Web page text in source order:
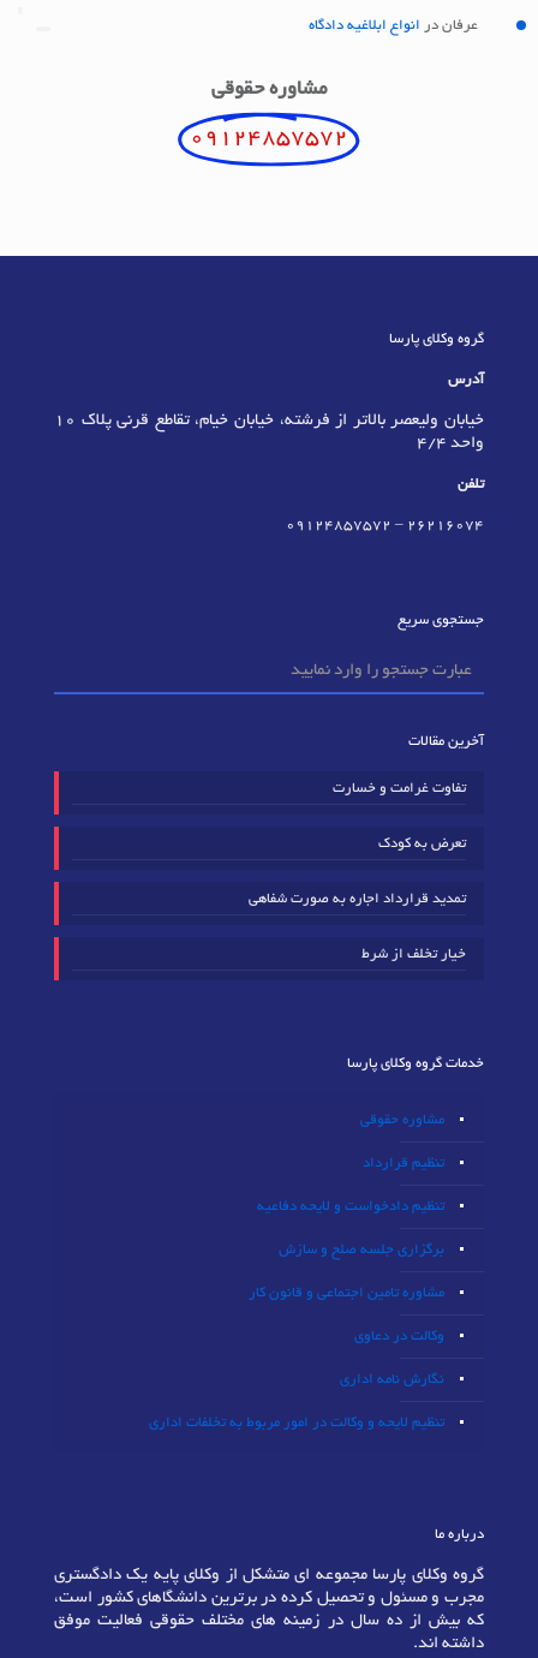
عرفان در انواع ابلاغیه دادگاه
مشاوره حقوقی
09124857572
گروه وکلای پارسا
آدرس
خیابان ولیعصر بالاتر از فرشته، خیابان خیام، تقاطع قرنی پلاک 10
واحد 4/4
تلفن
٢٦٢١٦٠٧٤ –
09124857572
جستجوی سریع
آخرین مقالات
تفاوت غرامت و خسارت
تعرض به کودک
تمدید قرارداد اجاره به صورت شفاهی
خیار تخلف از شرط
خدمات گروه وکلای پارسا
مشاوره حقوقی
تنظیم قرارداد
تنظیم دادخواست و لایحه دفاعیه
برگزاری جلسه صلح و سازش
مشاوره تامین اجتماعی و قانون کار
وکالت در دعاوی
نگارش نامه اداری
تنظیم لایحه و وکالت در امور مربوط به تخلفات اداری
درباره ما
گروه وکلای پارسا مجموعه ای متشکل از وکلای پایه یک دادگستری
مجرب و مسئول و تحصیل کرده در برترین دانشگاهای کشور است،
که بیش از ده سال در زمینه های مختلف حقوقی فعالیت موفق
داشته اند.